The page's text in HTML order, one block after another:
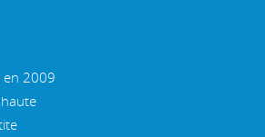
en 2009